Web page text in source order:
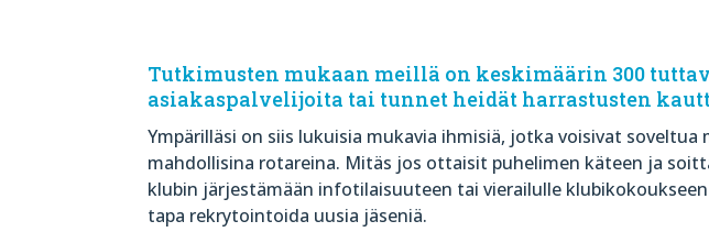
Tutkimusten mukaan meillä on keskimäärin 300
asiakaspalvelijoita tai tunnet heidät harrastusten
Ympärilläsi on siis lukuisia mukavia ihmisiä, jotka voisivat
mahdollisina rotareina. Mitäs jos ottaisit puhelimen käteen ja
klubin järjestämään infotilaisuuteen tai vierailulle klubikokoukse
tapa rekrytointoida uusia jäseniä.